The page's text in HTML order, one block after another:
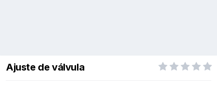
Ajuste de válvula